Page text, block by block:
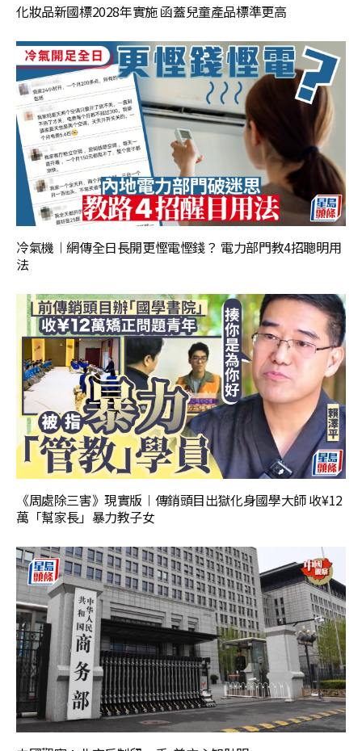
化妝品新國標2028年實施 函蓋兒童產品標準更高
冷氣機︱網傳全日長開更慳電慳錢？ 電力部門教4招聰明用
法
《周處除三害》現實版︱傳銷頭目出獄化身國學大師 收¥12
萬「幫家長」暴力教子女